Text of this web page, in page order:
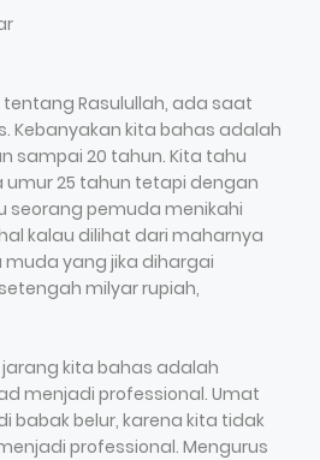
Rasulullah, ada saat
Kebanyakan kita bahas adalah
sampai 20 tahun. Kita tahu
umur 25 tahun tetapi dengan
seorang pemuda menikahi
kalau dilihat dari maharnya
yang jika dihargai
milyar rupiah,
kita bahas adalah
menjadi professional. Umat
babak belur, karena kita tidak
professional. Mengurus